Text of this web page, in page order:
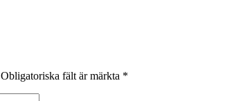
Obligatoriska fält är märkta *